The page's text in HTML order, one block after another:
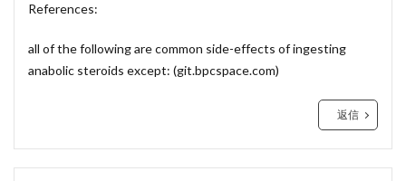
References:
all of the following are common side-effects of ingesting
anabolic steroids except: (git.bpcspace.com)
返信